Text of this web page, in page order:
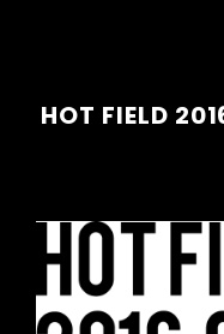
HOT FIELD